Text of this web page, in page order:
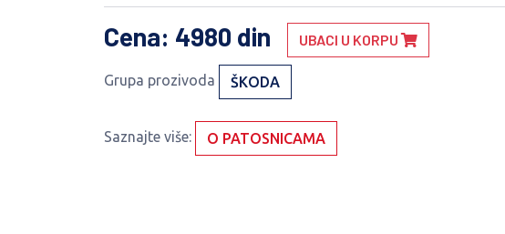
Cena: 4980 din UBACI U KORPU
Grupa prozivoda ŠKODA
Saznajte više: O PATOSNICAMA